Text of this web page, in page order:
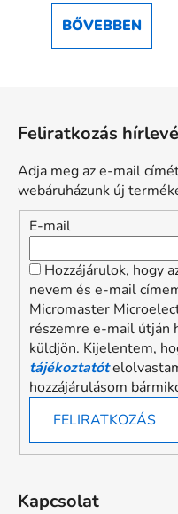
ből
BŐVEBBEN
Feliratkozás
Adja meg az e-mail
webáruházunk új
E-mail
Hozzájárulok, hogy
nevem és e-mail
Micromaster
részemre e-mail útján
küldjön. Kijelentem,
tájékoztatót
hozzájárulásom
FELIRATKOZÁS
Kapcsolat